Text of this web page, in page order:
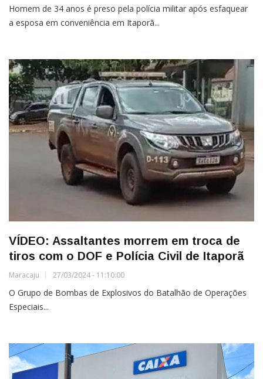
Homem de 34 anos é preso pela polícia militar após esfaquear
a esposa em conveniência em Itaporã...
VÍDEO: Assaltantes morrem em troca de
tiros com o DOF e Polícia Civil de Itaporã
Maracaju 27/03/2024 - 11:10:00
O Grupo de Bombas de Explosivos do Batalhão de Operações
Especiais...